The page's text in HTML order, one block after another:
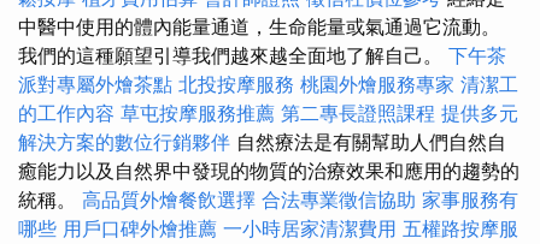
中醫中使用的體內能量通道，生命能量或氣通過它流動。
我們的這種願望引導我們越來越全面地了解自己。 下午茶
派對專屬外燴茶點 北投按摩服務 桃園外燴服務專家 清潔工
的工作內容 草屯按摩服務推薦 第二專長證照課程 提供多元
解決方案的數位行銷夥伴 自然療法是有關幫助人們自然自
癒能力以及自然界中發現的物質的治療效果和應用的趨勢的
統稱。 高品質外燴餐飲選擇 合法專業徵信協助 家事服務有
哪些 用戶口碑外燴推薦 一小時居家清潔費用 五權路按摩服